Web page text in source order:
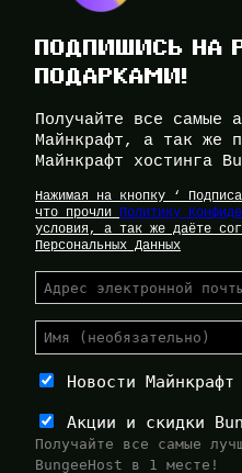
ПОДПИШИСЬ НА
ПОДАРКАМИ!
Получайте все самые
Майнкрафт, а так же
Майнкрафт хостинга
Нажимая на кнопку ‘
что прочли Политику
условия, а так же даёте
Персональных Данных
Новости Майнкрафт
Акции и скидки
Получайте все самые
BungeeHost в 1 месте!